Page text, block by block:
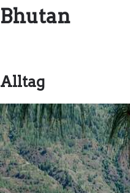
Bhutan
Alltag